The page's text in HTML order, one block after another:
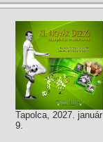
Tapolca, 2027. január
9.